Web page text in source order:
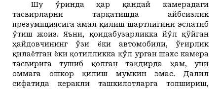
Шу ўринда ҳар қандай камерадаги
тасвирларни тарқатишда айбсизлик
презумпциясига амал қилиш шартлигини эслатиб
ўтиш жоиз. Яъни, қоидабузарликка йўл қўйган
ҳайдовчининг ўзи ёки автомобили, ўғирлик
қилаётган ёки қотилликка қўл урган шахс камера
тасвирига тушиб қолган тақдирда ҳам, уни
оммага ошкор қилиш мумкин эмас. Далил
сифатида керакли ташкилотларга топшириш,